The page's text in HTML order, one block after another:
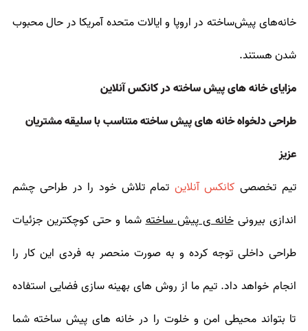
خانه‌های پیش‌ساخته در اروپا و ایالات متحده آمریکا در حال محبوب
شدن هستند.
مزایای خانه های پیش ساخته در کانکس آنلاین
طراحی دلخواه خانه های پیش ساخته متناسب با سلیقه مشتریان
عزیز
تیم تخصصی کانکس آنلاین تمام تلاش خود را در طراحی چشم
اندازی بیرونیخانه ی پیش ساختهشما و حتی کوچکترین جزئیات
طراحی داخلی توجه کرده و به صورت منحصر به فردی این کار را
انجام خواهد داد. تیم ما از روش های بهینه سازی فضایی استفاده
تا بتواند محیطی امن و خلوت را در خانه های پیش ساخته شما